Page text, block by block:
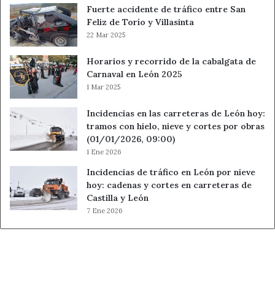
Fuerte accidente de tráfico entre San
Feliz de Torío y Villasinta
22 Mar 2025
Horarios y recorrido de la cabalgata de
Carnaval en León 2025
1 Mar 2025
Incidencias en las carreteras de León hoy:
tramos con hielo, nieve y cortes por obras
(01/01/2026, 09:00)
1 Ene 2026
Incidencias de tráfico en León por nieve
hoy: cadenas y cortes en carreteras de
Castilla y León
7 Ene 2026